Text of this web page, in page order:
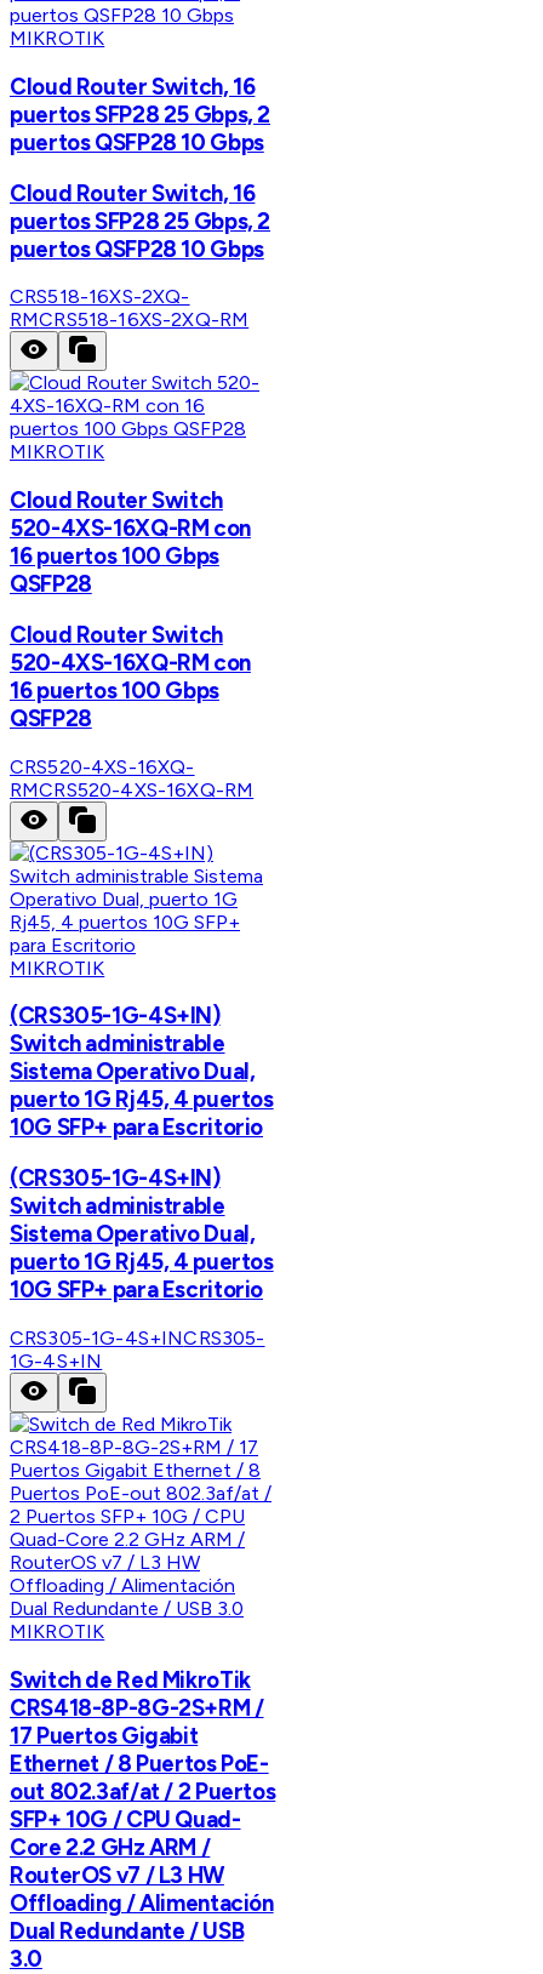
MIKROTIK
Cloud Router Switch, 16
puertos SFP28 25 Gbps, 2
puertos QSFP28 10 Gbps
Cloud Router Switch, 16
puertos SFP28 25 Gbps, 2
puertos QSFP28 10 Gbps
CRS518-16XS-2XQ-
RMCRS518-16XS-2XQ-RM
MIKROTIK
Cloud Router Switch
520-4XS-16XQ-RM con
16 puertos 100 Gbps
QSFP28
Cloud Router Switch
520-4XS-16XQ-RM con
16 puertos 100 Gbps
QSFP28
CRS520-4XS-16XQ-
RMCRS520-4XS-16XQ-RM
MIKROTIK
(CRS305-1G-4S+IN)
Switch administrable
Sistema Operativo Dual,
puerto 1G Rj45, 4 puertos
10G SFP+ para Escritorio
(CRS305-1G-4S+IN)
Switch administrable
Sistema Operativo Dual,
puerto 1G Rj45, 4 puertos
10G SFP+ para Escritorio
CRS305-1G-4S+INCRS305-
1G-4S+IN
MIKROTIK
Switch de Red MikroTik
CRS418-8P-8G-2S+RM /
17 Puertos Gigabit
Ethernet / 8 Puertos PoE-
out 802.3af/at / 2 Puertos
SFP+ 10G / CPU Quad-
Core 2.2 GHz ARM /
RouterOS v7 / L3 HW
Offloading / Alimentación
Dual Redundante / USB
3.0